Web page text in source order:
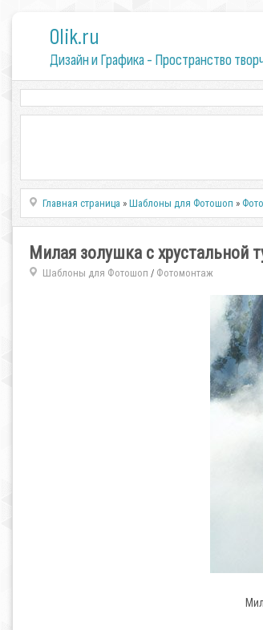
0lik.ru
Дизайн и Графика - Пространство
Главная страница »Шаблоны для Фотошоп »
Милая золушка с
Шаблоны для Фотошоп / Фотомонтаж